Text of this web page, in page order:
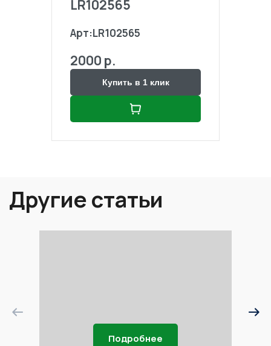
LR102565
Арт:LR102565
2000 р.
Купить в 1 клик
Другие статьи
Подробнее